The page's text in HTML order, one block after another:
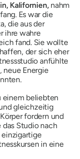
Kalifornien, nahm
Es war die
die aus der
ihre wahre
fand. Sie wollte
der sich eher
anfühlte
neue Energie
einem beliebten
gleichzeitig
fordern und
Studio nach
einzigartige
in eine